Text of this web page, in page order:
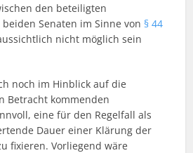
den beteiligten
Senaten im Sinne von § 44
nicht möglich sein
noch im Hinblick auf die
Betracht kommenden
eine für den Regelfall als
Dauer einer Klärung der
fixieren. Vorliegend wäre